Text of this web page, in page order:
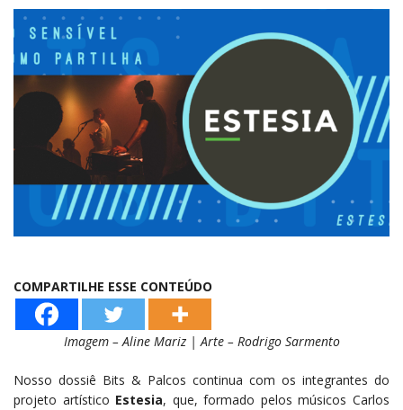
COMPARTILHE ESSE CONTEÚDO
Imagem – Aline Mariz | Arte – Rodrigo Sarmento
Nosso dossiê Bits & Palcos continua com os integrantes do
projeto artístico Estesia, que, formado pelos músicos Carlos